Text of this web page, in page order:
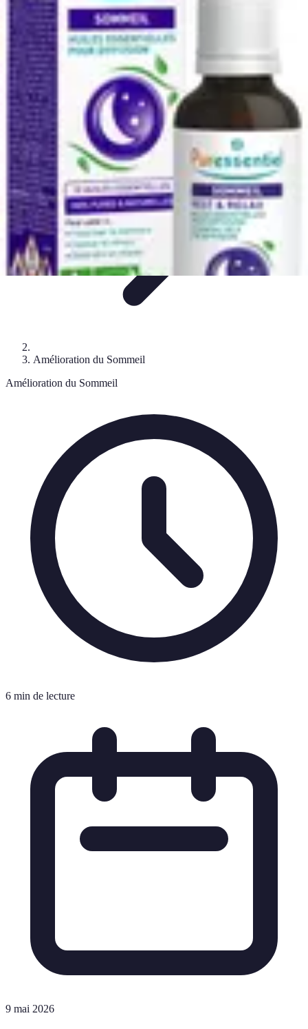
Conseils Sommeil
Erreurs Courantes
Nutrition et Sommeil
SommeilAstuces de SommeilHabitudes de Sommeil
Conseils Sommeil
Amélioration du Sommeil
Amélioration du Sommeil
6 min de lecture
9 mai 2026